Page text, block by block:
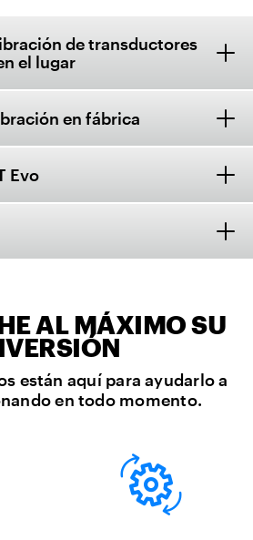
de transductores
el lugar
en fábrica
Evo
AL MÁXIMO SU
están aquí para ayudarlo a
en todo momento.